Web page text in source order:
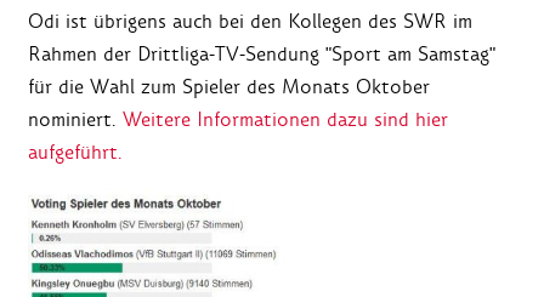
Odi ist übrigens auch bei den Kollegen des SWR im
Rahmen der Drittliga-TV-Sendung "Sport am Samstag"
für die Wahl zum Spieler des Monats Oktober
nominiert. Weitere Informationen dazu sind hier
aufgeführt.